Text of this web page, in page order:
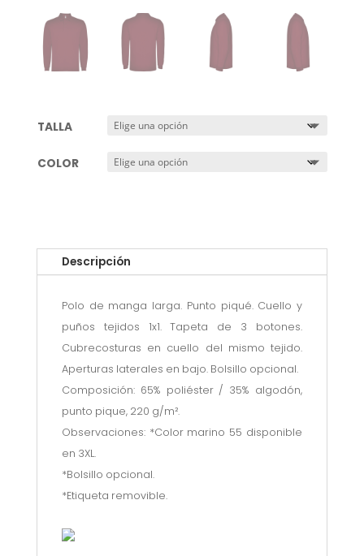
TALLA
COLOR
Descripción
Polo de manga larga. Punto piqué. Cuello y
puños tejidos 1x1. Tapeta de 3 botones.
Cubrecosturas en cuello del mismo tejido.
Aperturas laterales en bajo. Bolsillo opcional.
Composición: 65% poliéster / 35% algodón,
punto pique, 220 g/m².
Observaciones: *Color marino 55 disponible
en 3XL.
*Bolsillo opcional.
*Etiqueta removible.